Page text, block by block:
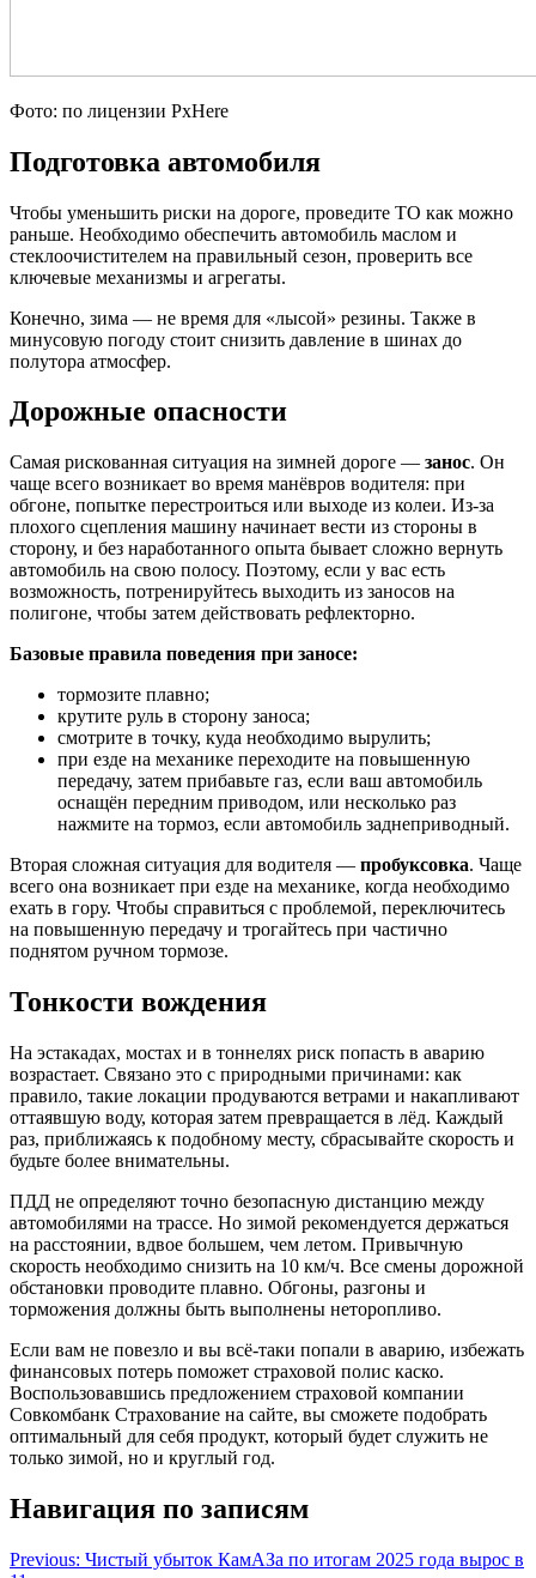
Фото: по лицензии PxHere
Подготовка автомобиля
Чтобы уменьшить риски на дороге, проведите ТО как можно
раньше. Необходимо обеспечить автомобиль маслом и
стеклоочистителем на правильный сезон, проверить все
ключевые механизмы и агрегаты.
Конечно, зима — не время для «лысой» резины. Также в
минусовую погоду стоит снизить давление в шинах до
полутора атмосфер.
Дорожные опасности
Самая рискованная ситуация на зимней дороге — занос. Он
чаще всего возникает во время манёвров водителя: при
обгоне, попытке перестроиться или выходе из колеи. Из-за
плохого сцепления машину начинает вести из стороны в
сторону, и без наработанного опыта бывает сложно вернуть
автомобиль на свою полосу. Поэтому, если у вас есть
возможность, потренируйтесь выходить из заносов на
полигоне, чтобы затем действовать рефлекторно.
Базовые правила поведения при заносе:
тормозите плавно;
крутите руль в сторону заноса;
смотрите в точку, куда необходимо вырулить;
при езде на механике переходите на повышенную
передачу, затем прибавьте газ, если ваш автомобиль
оснащён передним приводом, или несколько раз
нажмите на тормоз, если автомобиль заднеприводный.
Вторая сложная ситуация для водителя — пробуксовка. Чаще
всего она возникает при езде на механике, когда необходимо
ехать в гору. Чтобы справиться с проблемой, переключитесь
на повышенную передачу и трогайтесь при частично
поднятом ручном тормозе.
Тонкости вождения
На эстакадах, мостах и в тоннелях риск попасть в аварию
возрастает. Связано это с природными причинами: как
правило, такие локации продуваются ветрами и накапливают
оттаявшую воду, которая затем превращается в лёд. Каждый
раз, приближаясь к подобному месту, сбрасывайте скорость и
будьте более внимательны.
ПДД не определяют точно безопасную дистанцию между
автомобилями на трассе. Но зимой рекомендуется держаться
на расстоянии, вдвое большем, чем летом. Привычную
скорость необходимо снизить на 10 км/ч. Все смены дорожной
обстановки проводите плавно. Обгоны, разгоны и
торможения должны быть выполнены неторопливо.
Если вам не повезло и вы всё-таки попали в аварию, избежать
финансовых потерь поможет страховой полис каско.
Воспользовавшись предложением страховой компании
Совкомбанк Страхование на сайте, вы сможете подобрать
оптимальный для себя продукт, который будет служить не
только зимой, но и круглый год.
Навигация по записям
Previous: Чистый убыток КамАЗа по итогам 2025 года вырос в